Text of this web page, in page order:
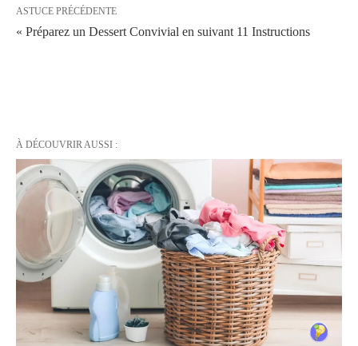
ASTUCE PRÉCÉDENTE
« Préparez un Dessert Convivial en suivant 11 Instructions
À DÉCOUVRIR AUSSI :